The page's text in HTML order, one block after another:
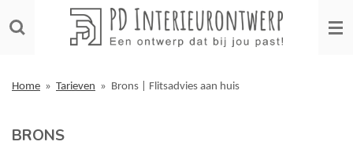
direct
hoofdinhoud
Home » Tarieven » Brons | Flitsadvies aan huis
BRONS